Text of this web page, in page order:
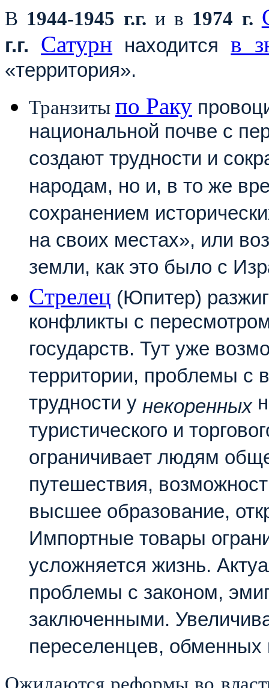
В 1944-1945 г.г. и в 1974 г.
г.г. Сатурн находитсяв
«территория».
Транзиты по Раку
национальной почве с
создают трудности и
народам, но и, в то же
сохранением
на своих местах», или
земли, как это было с
Cтрелец (Юпитер)
конфликты с
государств. Тут уже
территории, проблемы с
трудности у некоренных
туристического и
ограничивает людям
путешествия,
высшее образование,
Импортные товары
усложняется жизнь.
проблемы с законом,
заключенными.
переселенцев,
Ожидаются реформы во